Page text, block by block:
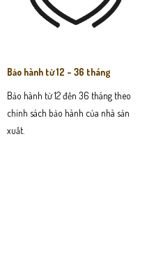
Bảo hành từ 12 - 36 tháng
Bảo hành từ 12 đến 36 tháng theo
chính sách bảo hành của nhà sản
xuất.